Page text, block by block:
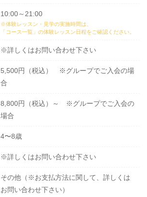
10:00～21:00
※体験レッスン・見学の実施時間は、
「コース一覧」の体験レッスン日程をご確認ください。
※詳しくはお問い合わせ下さい
5,500円（税込） ※グループでご入会の場
合
8,800円（税込）～ ※グループでご入会の
場合
4〜8歳
※詳しくはお問い合わせ下さい
その他（※お支払方法に関して、詳しくは
お問い合わせ下さい）